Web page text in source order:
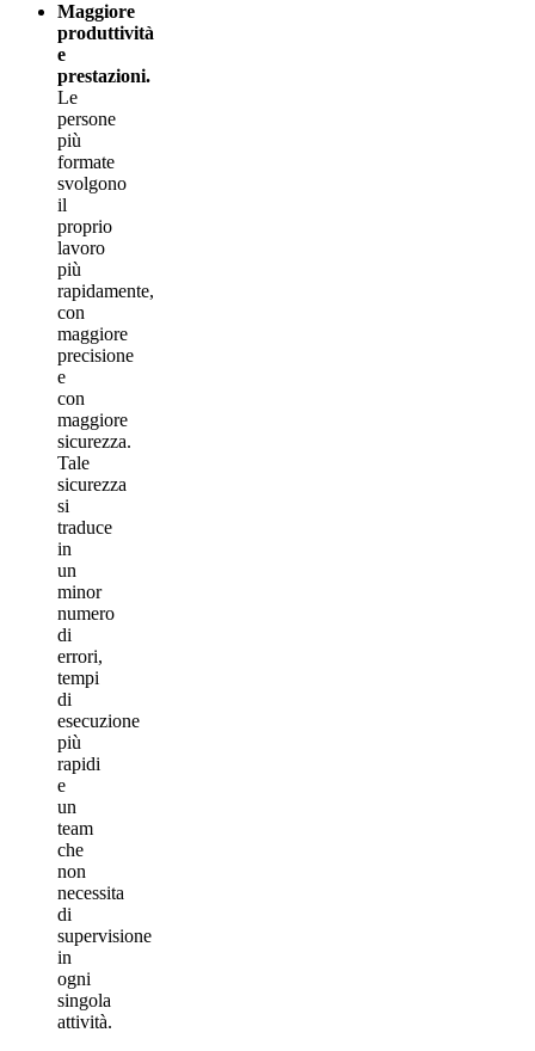
Maggiore
produttività
e
prestazioni.
Le
persone
più
formate
svolgono
il
proprio
lavoro
più
rapidamente,
con
maggiore
precisione
e
con
maggiore
sicurezza.
Tale
sicurezza
si
traduce
in
un
minor
numero
di
errori,
tempi
di
esecuzione
più
rapidi
e
un
team
che
non
necessita
di
supervisione
in
ogni
singola
attività.